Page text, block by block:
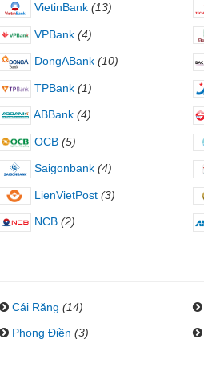
VietinBank (13)
VPBank (4)
DongABank (10)
TPBank (1)
ABBank (4)
OCB (5)
Saigonbank (4)
LienVietPost (3)
NCB (2)
Cái Răng (14)
Phong Điền (3)